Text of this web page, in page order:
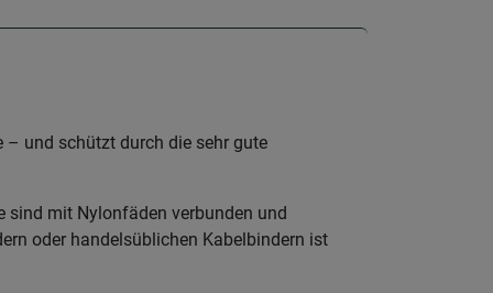
– und schützt durch die sehr gute
mit Nylonfäden verbunden und
oder handelsüblichen Kabelbindern ist